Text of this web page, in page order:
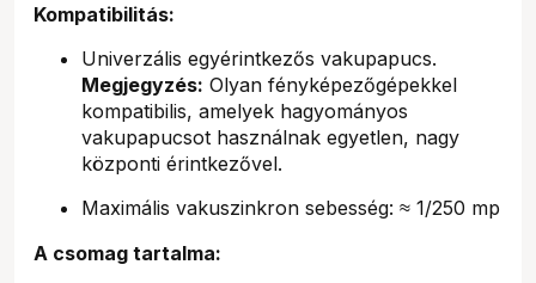
Kompatibilitás:
Univerzális egyérintkezős vakupapucs.
Megjegyzés: Olyan fényképezőgépekkel
kompatibilis, amelyek hagyományos
vakupapucsot használnak egyetlen, nagy
központi érintkezővel.
Maximális vakuszinkron sebesség: ≈ 1/250 mp
A csomag tartalma: